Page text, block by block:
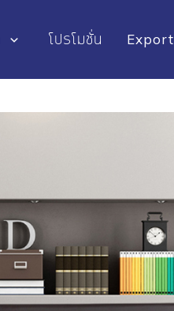
โปรโมชั่น Export